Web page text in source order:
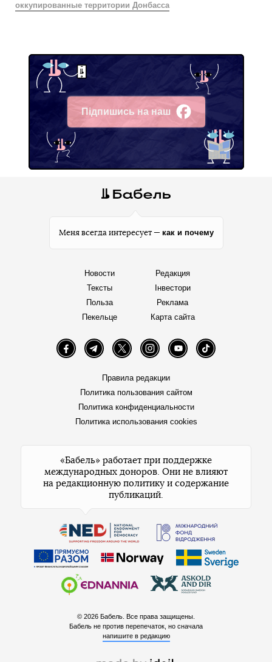
оккупированные территории Донбасса
Підпишись на наш
Facebook
Меня всегда интересует — как и почему
Новости
Тексты
Польза
Пекельце
Редакция
Інвестори
Реклама
Карта сайта
FacebookTelegramTwitter InstagramYouTube TikTok
Правила редакции
Политика пользования сайтом
Политика конфиденциальности
Политика использования cookies
«Бабель» работает при поддержке
международных доноров. Они не влияют
на редакционную политику и содержание
публикаций.
© 2026 Бабель. Все права защищены.
Бабель не против перепечаток, но сначала
напишите в редакцию